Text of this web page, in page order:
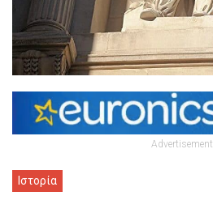
Advertisement
Ιστορία